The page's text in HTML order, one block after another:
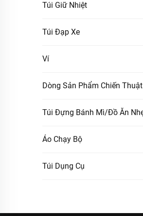
Túi Giữ Nhiệt
Túi Đạp Xe
Ví
Dòng Sản Phẩm Chiến Thuật
Túi Đựng Bánh Mì/Đồ Ăn
Áo Chạy Bộ
Túi Dụng Cụ